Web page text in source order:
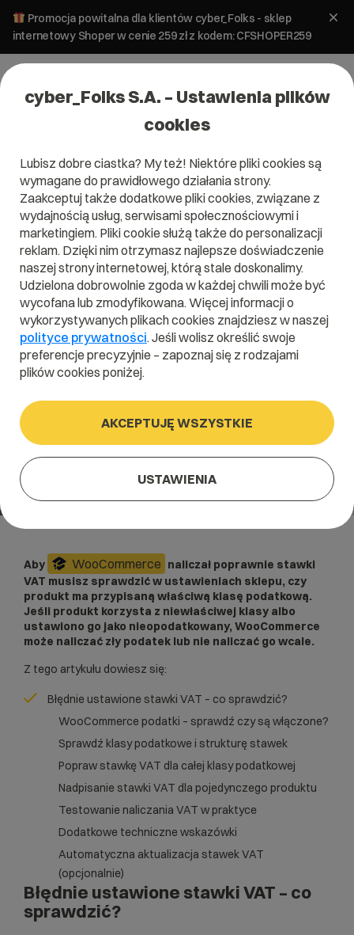
Promocja powitalna dla klientów cyber_Folks - sklep
internetowy Shoper w cenie 259 zł z kodem: CFSHOPER259
WordPress
Złe stawki VAT w WooCommerce –
jak to naprawić?
20 marca 2026 ok.4min
Aby WooCommerce naliczał poprawnie stawki
VAT musisz sprawdzić w ustawieniach sklepu, czy
produkt ma przypisaną właściwą klasę podatkową.
Jeśli produkt korzysta z niewłaściwej klasy albo
ustawiono go jako nieopodatkowany, WooCommerce
może naliczać zły podatek lub nie naliczać go wcale.
Z tego artykułu dowiesz się:
Błędnie ustawione stawki VAT – co sprawdzić?
WooCommerce podatki – sprawdź czy są włączone?
Sprawdź klasy podatkowe i strukturę stawek
Popraw stawkę VAT dla całej klasy podatkowej
Nadpisanie stawki VAT dla pojedynczego produktu
Testowanie naliczania VAT w praktyce
Dodatkowe techniczne wskazówki
Automatyczna aktualizacja stawek VAT
(opcjonalnie)
Błędnie ustawione stawki VAT – co
sprawdzić?
cyber_Folks S.A. – Ustawienia plików
cookies
Lubisz dobre ciastka? My też! Niektóre pliki cookies są
wymagane do prawidłowego działania strony.
Zaakceptuj także dodatkowe pliki cookies, związane z
wydajnością usług, serwisami społecznościowymi i
marketingiem. Pliki cookie służą także do personalizacji
reklam. Dzięki nim otrzymasz najlepsze doświadczenie
naszej strony internetowej, którą stale doskonalimy.
Udzielona dobrowolnie zgoda w każdej chwili może być
wycofana lub zmodyfikowana. Więcej informacji o
wykorzystywanych plikach cookies znajdziesz w naszej
polityce prywatności. Jeśli wolisz określić swoje
preferencje precyzyjnie – zapoznaj się z rodzajami
plików cookies poniżej.
AKCEPTUJĘ WSZYSTKIE
USTAWIENIA